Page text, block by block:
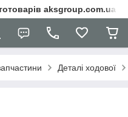
aksgroup.com.ua
Деталі ходової